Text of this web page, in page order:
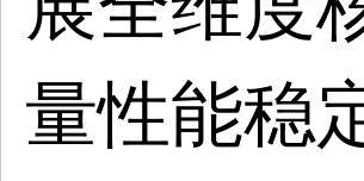
量性能稳